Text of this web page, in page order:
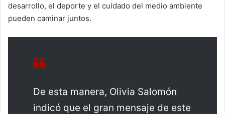
desarrollo, el deporte y el cuidado del medio ambiente
pueden caminar juntos.
De esta manera, Olivia Salomón
indicó que el gran mensaje de este